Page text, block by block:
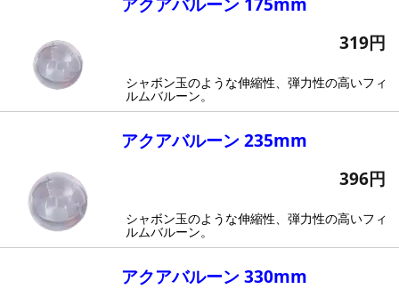
319円
シャボン玉のような伸縮性、弾力性の高いフィ
ルムバルーン。
アクアバルーン 235mm
396円
シャボン玉のような伸縮性、弾力性の高いフィ
ルムバルーン。
アクアバルーン 330mm